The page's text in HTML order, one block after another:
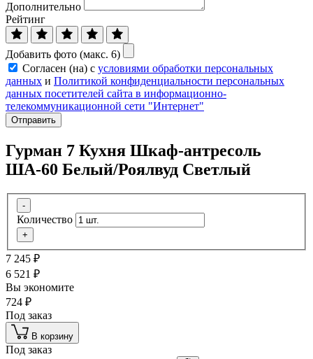
Дополнительно
Рейтинг
Добавить фото (макс. 6)
Согласен (на) с условиями обработки персональных
данных и Политикой конфиденциальности персональных
данных посетителей сайта в информационно-
телекоммуникационной сети "Интернет"
Отправить
Гурман 7 Кухня Шкаф-антресоль
ША-60 Белый/Роялвуд Светлый
-
Количество
+
7 245 ₽
6 521 ₽
Вы экономите
724 ₽
Под заказ
В корзину
Под заказ